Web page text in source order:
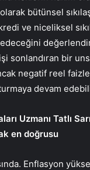
bütünsel
ve niceliksel
sonlandıran bir
negatif reel
devam
Uzmanı Tatlı
en doğrusu
Enflasyon